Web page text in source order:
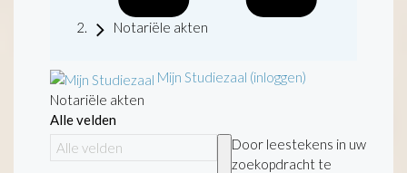
Notariële akten
Mijn Studiezaal (inloggen)
Notariële akten
Alle velden
Door leestekens in uw
zoekopdracht te